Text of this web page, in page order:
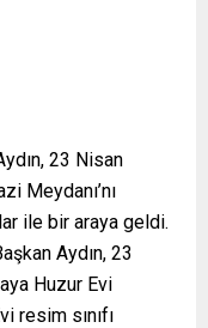
23 Nisan
Meydanı’nı
ile bir araya geldi.
Aydın, 23
Huzur Evi
resim sınıfı